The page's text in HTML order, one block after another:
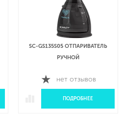
SC-GS135S05 ОТПАРИВАТЕЛЬ
РУЧНОЙ
нет отзывов
ПОДРОБНЕЕ